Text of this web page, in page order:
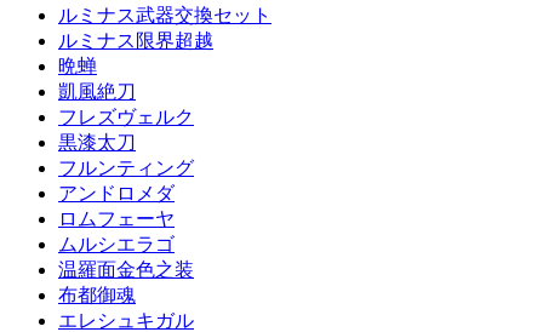
ルミナス武器交換セット
ルミナス限界超越
晩蝉
凱風絶刀
フレズヴェルク
黒漆太刀
フルンティング
アンドロメダ
ロムフェーヤ
ムルシエラゴ
温羅面金色之装
布都御魂
エレシュキガル